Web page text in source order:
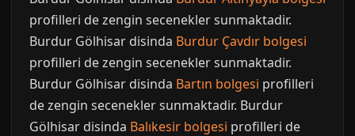
profilleri de zengin secenekler sunmaktadir.
Burdur Gölhisar disinda Burdur Çavdır bolgesi
profilleri de zengin secenekler sunmaktadir.
Burdur Gölhisar disinda Bartın bolgesi profilleri
de zengin secenekler sunmaktadir. Burdur
Gölhisar disinda Balıkesir bolgesi profilleri de